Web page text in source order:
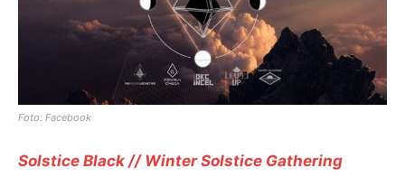
Foto: Facebook
Solstice Black // Winter Solstice Gathering